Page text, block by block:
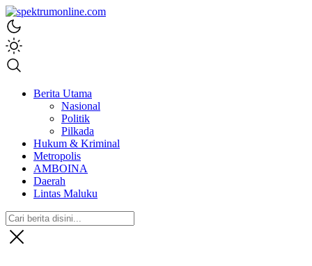
spektrumonline.com
Berita Utama
Nasional
Politik
Pilkada
Hukum & Kriminal
Metropolis
AMBOINA
Daerah
Lintas Maluku